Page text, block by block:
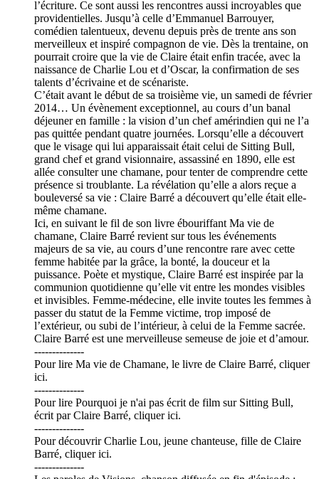
l’écriture. Ce sont aussi les rencontres aussi incroyables que
providentielles. Jusqu’à celle d’Emmanuel Barrouyer,
comédien talentueux, devenu depuis près de trente ans son
merveilleux et inspiré compagnon de vie. Dès la trentaine, on
pourrait croire que la vie de Claire était enfin tracée, avec la
naissance de Charlie Lou et d’Oscar, la confirmation de ses
talents d’écrivaine et de scénariste.
C’était avant le début de sa troisième vie, un samedi de février
2014… Un évènement exceptionnel, au cours d’un banal
déjeuner en famille : la vision d’un chef amérindien qui ne l’a
pas quittée pendant quatre journées. Lorsqu’elle a découvert
que le visage qui lui apparaissait était celui de Sitting Bull,
grand chef et grand visionnaire, assassiné en 1890, elle est
allée consulter une chamane, pour tenter de comprendre cette
présence si troublante. La révélation qu’elle a alors reçue a
bouleversé sa vie : Claire Barré a découvert qu’elle était elle-
même chamane.
Ici, en suivant le fil de son livre ébouriffant Ma vie de
chamane, Claire Barré revient sur tous les événements
majeurs de sa vie, au cours d’une rencontre rare avec cette
femme habitée par la grâce, la bonté, la douceur et la
puissance. Poète et mystique, Claire Barré est inspirée par la
communion quotidienne qu’elle vit entre les mondes visibles
et invisibles. Femme-médecine, elle invite toutes les femmes à
passer du statut de la Femme victime, trop imposé de
l’extérieur, ou subi de l’intérieur, à celui de la Femme sacrée.
Claire Barré est une merveilleuse semeuse de joie et d’amour.
--------------
Pour lire Ma vie de Chamane, le livre de Claire Barré, cliquer
ici.
--------------
Pour lire Pourquoi je n'ai pas écrit de film sur Sitting Bull,
écrit par Claire Barré, cliquer ici.
--------------
Pour découvrir Charlie Lou, jeune chanteuse, fille de Claire
Barré, cliquer ici.
--------------